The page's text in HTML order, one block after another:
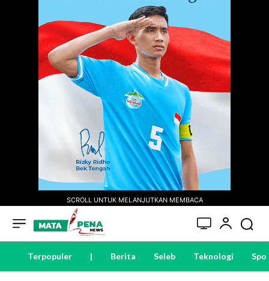
SCROLL UNTUK MELANJUTKAN MEMBACA
Terpopuler | Berita Seleb Teknologi